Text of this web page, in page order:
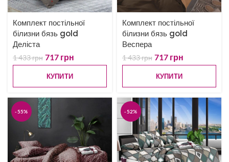
Комплект постільної
білизни бязь gold
Деліста
1 433грн 717 грн
КУПИТИ
Комплект постільної
білизни бязь gold
Веспера
1 433грн 717 грн
КУПИТИ
-55% -52%